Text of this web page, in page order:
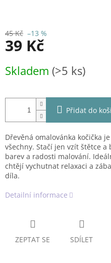
45 Kč –13 %
39 Kč
cena:
Skladem (>5 ks)
Přidat do
Dřevěná omalovánka kočička
všechny. Stačí jen vzít štětce
barev a radosti malování.
chtějí vychutnat relaxaci a
díla.
Detailní informace
ZEPTAT SE SDÍLET